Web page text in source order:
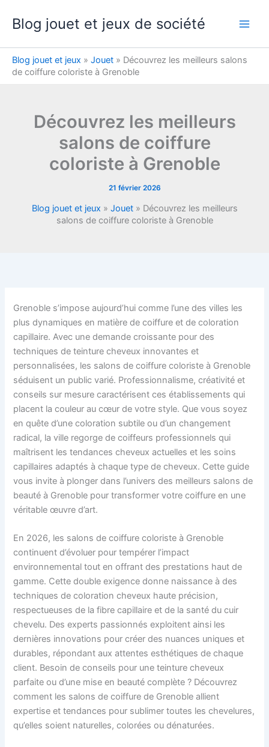
Blog jouet et jeux de société
Blog jouet et jeux » Jouet » Découvrez les meilleurs salons
de coiffure coloriste à Grenoble
Découvrez les meilleurs
salons de coiffure
coloriste à Grenoble
21 février 2026
Blog jouet et jeux » Jouet» Découvrez les meilleurs
salons de coiffure coloriste à Grenoble
Grenoble s’impose aujourd’hui comme l’une des villes les
plus dynamiques en matière de coiffure et de coloration
capillaire. Avec une demande croissante pour des
techniques de teinture cheveux innovantes et
personnalisées, les salons de coiffure coloriste à Grenoble
séduisent un public varié. Professionnalisme, créativité et
conseils sur mesure caractérisent ces établissements qui
placent la couleur au cœur de votre style. Que vous soyez
en quête d’une coloration subtile ou d’un changement
radical, la ville regorge de coiffeurs professionnels qui
maîtrisent les tendances cheveux actuelles et les soins
capillaires adaptés à chaque type de cheveux. Cette guide
vous invite à plonger dans l’univers des meilleurs salons de
beauté à Grenoble pour transformer votre coiffure en une
véritable œuvre d’art.
En 2026, les salons de coiffure coloriste à Grenoble
continuent d’évoluer pour tempérer l’impact
environnemental tout en offrant des prestations haut de
gamme. Cette double exigence donne naissance à des
techniques de coloration cheveux haute précision,
respectueuses de la fibre capillaire et de la santé du cuir
chevelu. Des experts passionnés exploitent ainsi les
dernières innovations pour créer des nuances uniques et
durables, répondant aux attentes esthétiques de chaque
client. Besoin de conseils pour une teinture cheveux
parfaite ou d’une mise en beauté complète ? Découvrez
comment les salons de coiffure de Grenoble allient
expertise et tendances pour sublimer toutes les chevelures,
qu’elles soient naturelles, colorées ou dénaturées.